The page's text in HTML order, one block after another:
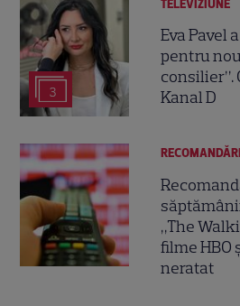
3
TELEVIZIUNE
Eva Pavel
pentru
consilier”.
Kanal D
RECOMANDĂRI
„The
filme HBO
neratat